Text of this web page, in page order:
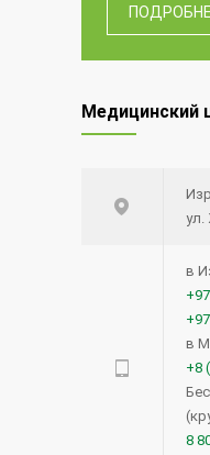
Медицинский
ул.
в
в
+8
8